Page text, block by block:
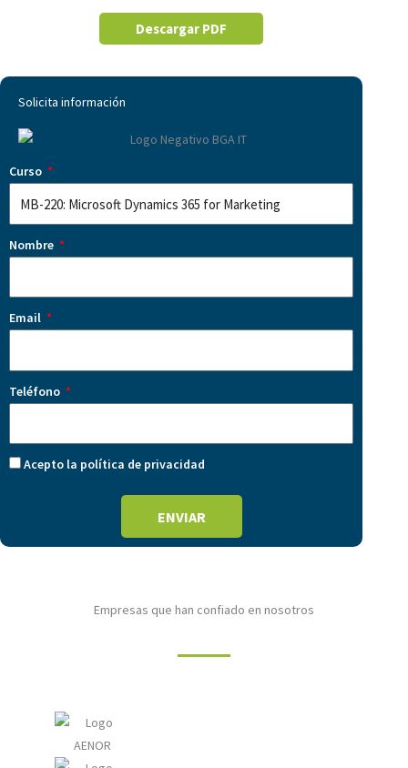
Descargar PDF
Solicita información
Curso
Nombre
Email
Teléfono
Acepto la política de privacidad
ENVIAR
Empresas que han confiado en nosotros